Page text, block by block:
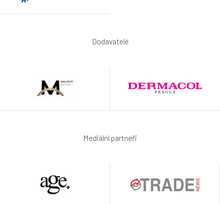
Dodavatelé
Mediální partneři